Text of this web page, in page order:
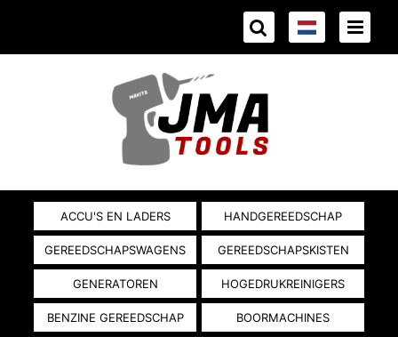
ACCU'S EN LADERS HANDGEREEDSCHAP
GEREEDSCHAPSWAGENS GEREEDSCHAPSKISTEN
GENERATOREN HOGEDRUKREINIGERS
BENZINE GEREEDSCHAP BOORMACHINES